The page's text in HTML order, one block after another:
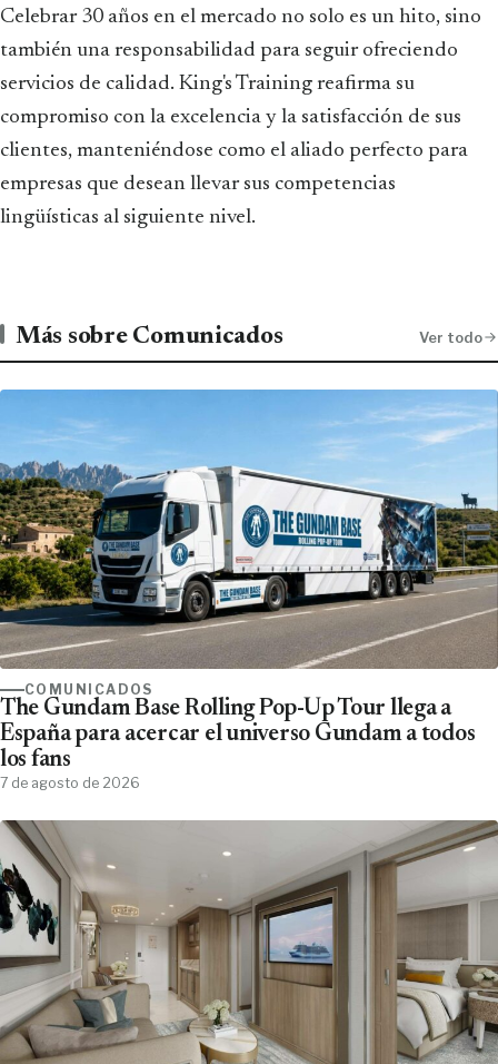
Celebrar 30 años en el mercado no solo es un hito, sino
también una responsabilidad para seguir ofreciendo
servicios de calidad. King's Training reafirma su
compromiso con la excelencia y la satisfacción de sus
clientes, manteniéndose como el aliado perfecto para
empresas que desean llevar sus competencias
lingüísticas al siguiente nivel.
Más sobre Comunicados Ver todo
COMUNICADOS
The Gundam Base Rolling Pop-Up Tour llega a
España para acercar el universo Gundam a todos
los fans
7 de agosto de 2026